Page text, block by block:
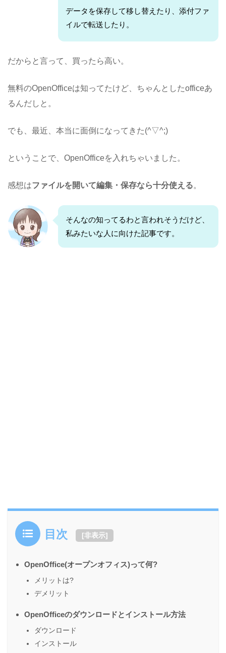
データを保存して移し替えたり、添付ファ
イルで転送したり。
だからと言って、買ったら高い。
無料のOpenOfficeは知ってたけど、ちゃんとしたofficeあ
るんだしと。
でも、最近、本当に面倒になってきた(^▽^;)
ということで、OpenOfficeを入れちゃいました。
感想はファイルを開いて編集・保存なら十分使える。
そんなの知ってるわと言われそうだけど、
私みたいな人に向けた記事です。
目次 [非表示]
OpenOffice(オープンオフィス)って何?
メリットは?
デメリット
OpenOfficeのダウンロードとインストール方法
ダウンロード
インストール